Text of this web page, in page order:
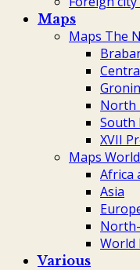
Maps
Maps The
North
South
XVII
Maps World
Africa
Asia
World
Various